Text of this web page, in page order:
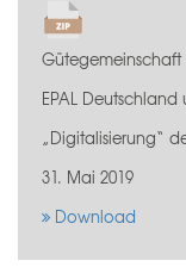
Gütegemeinschaft
EPAL
„Digitalisierung“
31. Mai 2019
Download